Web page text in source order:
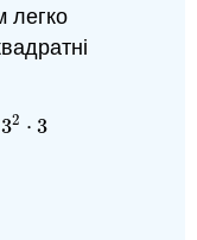
легко
32 ⋅ 3
3169=